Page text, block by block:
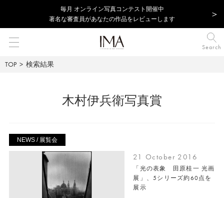
毎⽉ オンライン写真コンテスト開催中
著名な審査員があなたの作品をレビューします
Search
TOP 検索結果
木村伊兵衛写真賞
NEWS / 展覧会
21 October 2016
「光の表象 田原桂一 光画
展」、5シリーズ約60点を
展示